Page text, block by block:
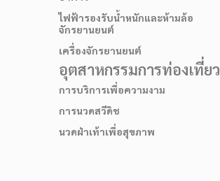
ไฟฟ้ารองรับน้ำหนักและห้ามล้อ
จักรยานยนต์
เครื่องจักรยานยนต์
อุตสาหกรรมการท่องเที่ยว
การบริการเพื่อความงาม
การนวดสวีดิช
นวดฝ่าเท้าเพื่อสุขภาพ